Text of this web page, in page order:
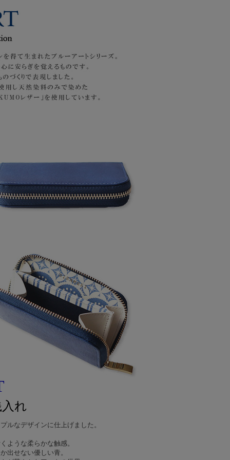
れ
ルなデザインに仕上げました。
ような柔らかな触感。
出せない優しい青。